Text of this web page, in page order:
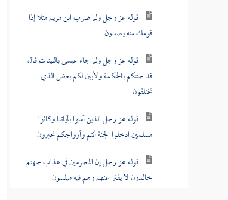
قوله عز وجل ولما ضرب ابن مريم مثلا إذا
قومك منه يصدون
قوله عز وجل ولما جاء عيسى بالبينات قال
قد جئتكم بالحكمة ولأبين لكم بعض الذي
تختلفون
قوله عز وجل الذين آمنوا بآياتنا وكانوا
مسلمين ادخلوا الجنة أنتم وأزواجكم تحبرون
قوله عز وجل إن المجرمين في عذاب جهنم
خالدون لا يفتر عنهم وهم فيه مبلسون